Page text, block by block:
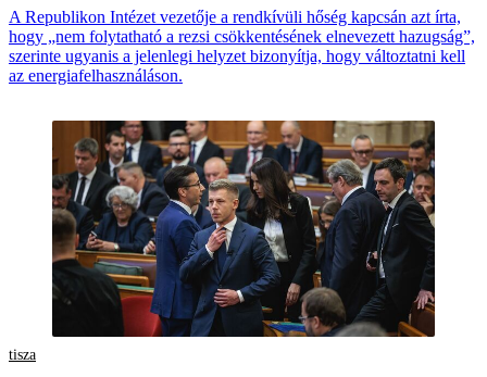
A Republikon Intézet vezetője a rendkívüli hőség kapcsán azt írta,
hogy „nem folytatható a rezsi csökkentésének elnevezett hazugság”,
szerinte ugyanis a jelenlegi helyzet bizonyítja, hogy változtatni kell
az energiafelhasználáson.
tisza